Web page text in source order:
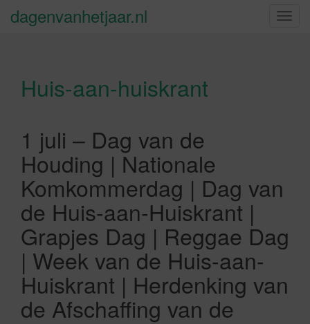
S
i
dagenvanhetjaar.nl
Huis-aan-huiskrant
1 juli – Dag van de
Houding | Nationale
Komkommerdag | Dag van
de Huis-aan-Huiskrant |
Grapjes Dag | Reggae Dag
| Week van de Huis-aan-
Huiskrant | Herdenking van
de Afschaffing van de